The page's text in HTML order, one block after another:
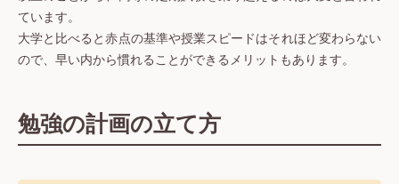
ています。
大学と比べると赤点の基準や授業スピードはそれほど変わらない
ので、早い内から慣れることができるメリットもあります。
勉強の計画の立て方